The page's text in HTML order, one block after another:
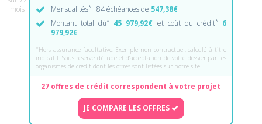
mois
Mensualités* : 84 échéances de 547,38€
Montant total dû* 45 979,92€ et coût du crédit*
6
979,92€
* Hors assurance facultative. Exemple non contractuel, calculé à titre
indicatif. Sous réserve d'étude et d'acceptation de votre dossier par les
organismes de crédit dont les offres sont listées sur notre site.
27 offres de crédit correspondent à votre projet
JE COMPARE LES OFFRES